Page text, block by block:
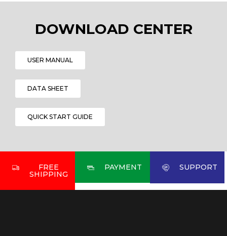
DOWNLOAD CENTER
USER MANUAL
DATA SHEET
QUICK START GUIDE
FREE
SHIPPING
PAYMENT SUPPORT